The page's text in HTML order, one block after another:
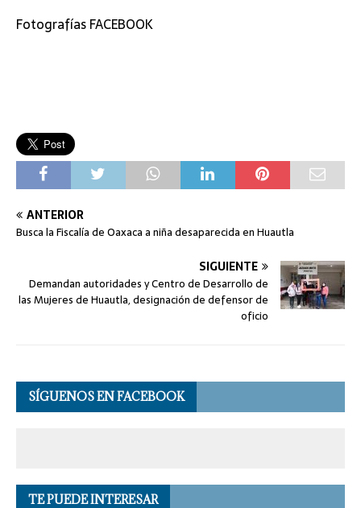
Fotografías FACEBOOK
ANTERIOR
Busca la Fiscalía de Oaxaca a niña desaparecida en Huautla
SIGUIENTE
Demandan autoridades y Centro de Desarrollo de
las Mujeres de Huautla, designación de defensor de
oficio
SÍGUENOS EN FACEBOOK
TE PUEDE INTERESAR